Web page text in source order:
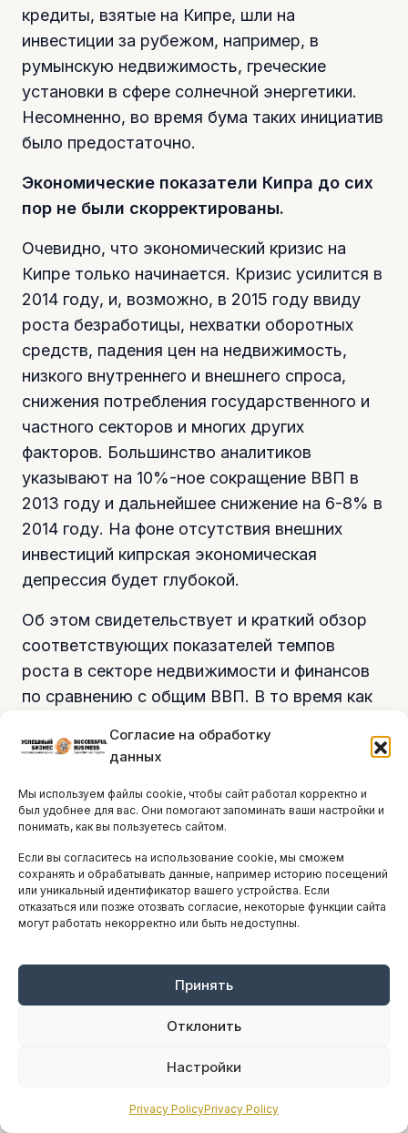
Согласие на обработку
данных
Мы используем файлы cookie, чтобы сайт работал корректно и
был удобнее для вас. Они помогают запоминать ваши настройки и
понимать, как вы пользуетесь сайтом.
Если вы согласитесь на использование cookie, мы сможем
сохранять и обрабатывать данные, например историю посещений
или уникальный идентификатор вашего устройства. Если
отказаться или позже отозвать согласие, некоторые функции сайта
могут работать некорректно или быть недоступны.
Принять
Отклонить
Настройки
Privacy PolicyPrivacy Policy
кредиты, взятые на Кипре, шли на
инвестиции за рубежом, например, в
румынскую недвижимость, греческие
установки в сфере солнечной энергетики.
Несомненно, во время бума таких инициатив
было предостаточно.
Экономические показатели Кипра до сих
пор не были скорректированы.
Очевидно, что экономический кризис на
Кипре только начинается. Кризис усилится в
2014 году, и, возможно, в 2015 году ввиду
роста безработицы, нехватки оборотных
средств, падения цен на недвижимость,
низкого внутреннего и внешнего спроса,
снижения потребления государственного и
частного секторов и многих других
факторов. Большинство аналитиков
указывают на 10%-ное сокращение ВВП в
2013 году и дальнейшее снижение на 6-8% в
2014 году. На фоне отсутствия внешних
инвестиций кипрская экономическая
депрессия будет глубокой.
Об этом свидетельствует и краткий обзор
соответствующих показателей темпов
роста в секторе недвижимости и финансов
по сравнению с общим ВВП. В то время как
годами в ответ на международный
секторах финансов и недвижимости
сохранялся.
При любой экономической депрессии
управление экономическим ростом обычно
характеризуется антикризисными мерами.
реагируют, в то время как частный сектор
ведёт реструктуризацию и снижение доли
заёмных средств так быстро, насколько это
продолжается.